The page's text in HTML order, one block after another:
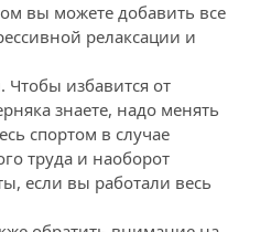
вы можете добавить все
релаксации и
. Чтобы избавится от
знаете, надо менять
спортом в случае
труда и наоборот
если вы работали весь